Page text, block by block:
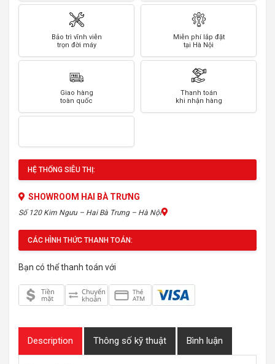
Bảo trì vĩnh viễn
trọn đời máy
Miễn phí lắp đặt
tại Hà Nội
Giao hàng
toàn quốc
Thanh toán
khi nhận hàng
HỆ THỐNG SIÊU THỊ:
SHOWROOM HAI BÀ TRƯNG
Số 120 Kim Ngưu – Hai Bà Trưng – Hà Nội
CÁC HÌNH THỨC THANH TOÁN:
Bạn có thể thanh toán với
Description Thông số kỹ thuật Bình luận